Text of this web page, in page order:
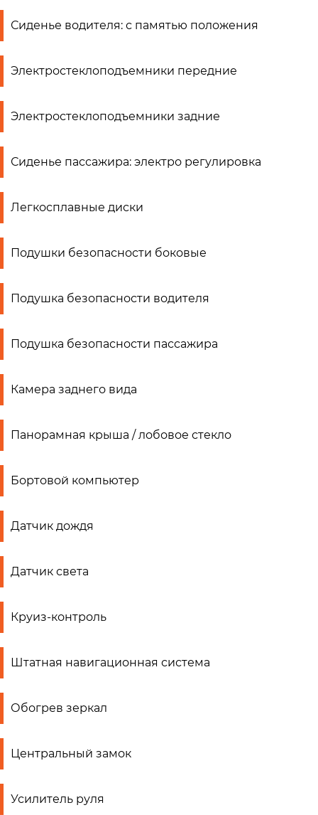
Сиденье водителя: с памятью положения
Электростеклоподъемники передние
Электростеклоподъемники задние
Сиденье пассажира: электро регулировка
Легкосплавные диски
Подушки безопасности боковые
Подушка безопасности водителя
Подушка безопасности пассажира
Камера заднего вида
Панорамная крыша / лобовое стекло
Бортовой компьютер
Датчик дождя
Датчик света
Круиз-контроль
Штатная навигационная система
Обогрев зеркал
Центральный замок
Усилитель руля